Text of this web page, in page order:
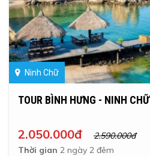
Ninh Chữ
TOUR BÌNH HƯNG - NINH CHỮ
2.050.000đ
2.590.000đ
Thời gian 2 ngày 2 đêm